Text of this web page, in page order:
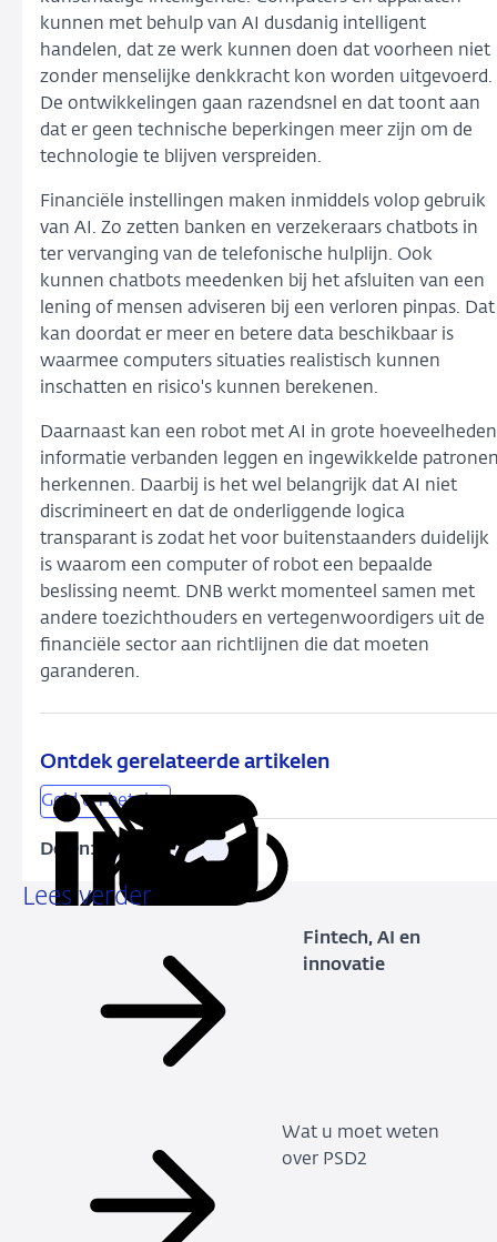
kunnen met behulp van AI dusdanig intelligent
handelen, dat ze werk kunnen doen dat voorheen niet
zonder menselijke denkkracht kon worden uitgevoerd.
De ontwikkelingen gaan razendsnel en dat toont aan
dat er geen technische beperkingen meer zijn om de
technologie te blijven verspreiden.
Financiële instellingen maken inmiddels volop gebruik
van AI. Zo zetten banken en verzekeraars chatbots in
ter vervanging van de telefonische hulplijn. Ook
kunnen chatbots meedenken bij het afsluiten van een
lening of mensen adviseren bij een verloren pinpas. Dat
kan doordat er meer en betere data beschikbaar is
waarmee computers situaties realistisch kunnen
inschatten en risico's kunnen berekenen.
Daarnaast kan een robot met AI in grote hoeveelheden
informatie verbanden leggen en ingewikkelde
herkennen. Daarbij is het wel belangrijk dat AI niet
discrimineert en dat de onderliggende logica
transparant is zodat het voor buitenstaanders duidelijk
is waarom een computer of robot een bepaalde
beslissing neemt. DNB werkt momenteel samen met
andere toezichthouders en vertegenwoordigers uit de
financiële sector aan richtlijnen die dat moeten
garanderen.
Ontdek gerelateerde artikelen
Geld en betalen
Delen:
Deel
viavia
Deel
via
DeelKopieer
Lees verder
Fintech, AI en
innovatie
Wat u moet weten
over PSD2